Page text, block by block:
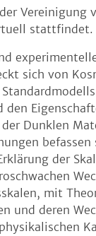
Vereinigung
stattfindet.
sich von
den
der Dunklen
der
mit
und deren